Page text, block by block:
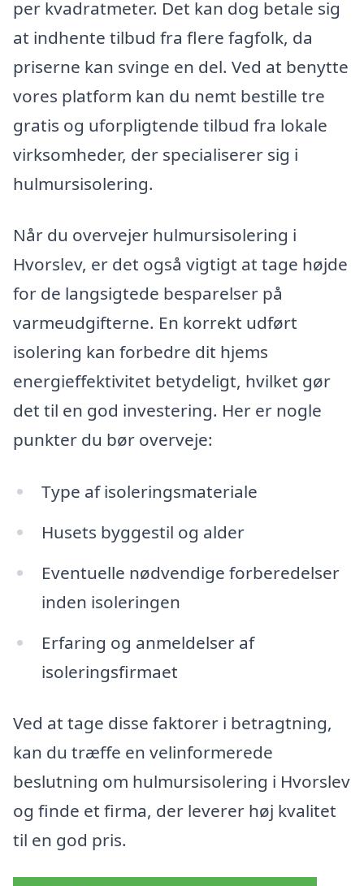
per kvadratmeter. Det kan dog betale sig
at indhente tilbud fra flere fagfolk, da
priserne kan svinge en del. Ved at benytte
vores platform kan du nemt bestille tre
gratis og uforpligtende tilbud fra lokale
virksomheder, der specialiserer sig i
hulmursisolering.
Når du overvejer hulmursisolering i
Hvorslev, er det også vigtigt at tage højde
for de langsigtede besparelser på
varmeudgifterne. En korrekt udført
isolering kan forbedre dit hjems
energieffektivitet betydeligt, hvilket gør
det til en god investering. Her er nogle
punkter du bør overveje:
Type af isoleringsmateriale
Husets byggestil og alder
Eventuelle nødvendige forberedelser
inden isoleringen
Erfaring og anmeldelser af
isoleringsfirmaet
Ved at tage disse faktorer i betragtning,
kan du træffe en velinformerede
beslutning om hulmursisolering i Hvorslev
og finde et firma, der leverer høj kvalitet
til en god pris.